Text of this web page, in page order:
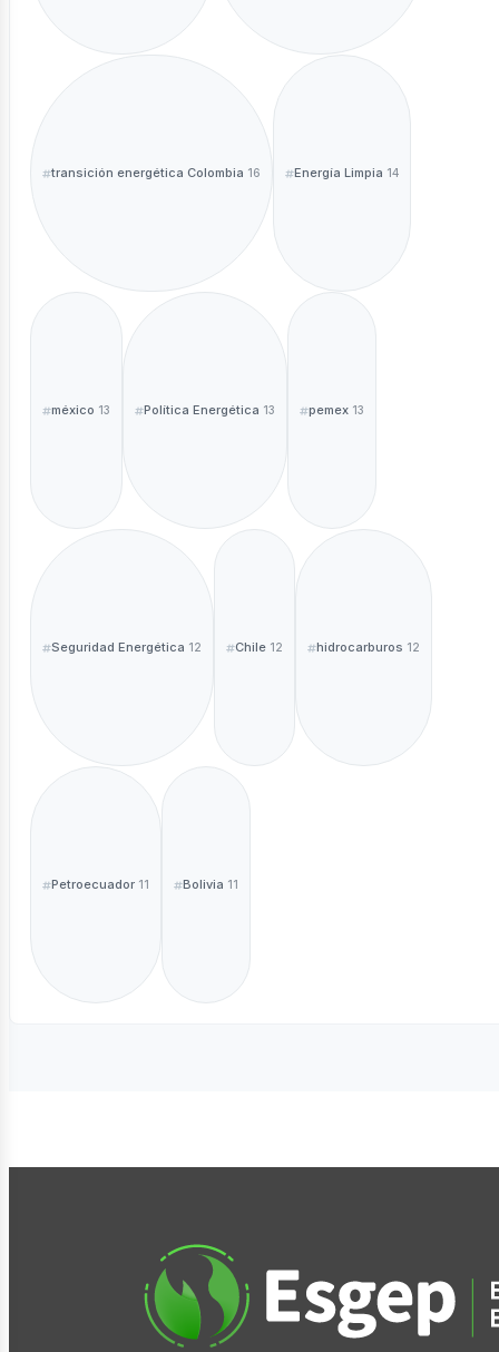
transición energética Colombia 16 Energía Limpia 14
méxico 13 Política Energética 13 pemex 13
Seguridad Energética 12 Chile 12 hidrocarburos 12
Petroecuador 11 Bolivia 11